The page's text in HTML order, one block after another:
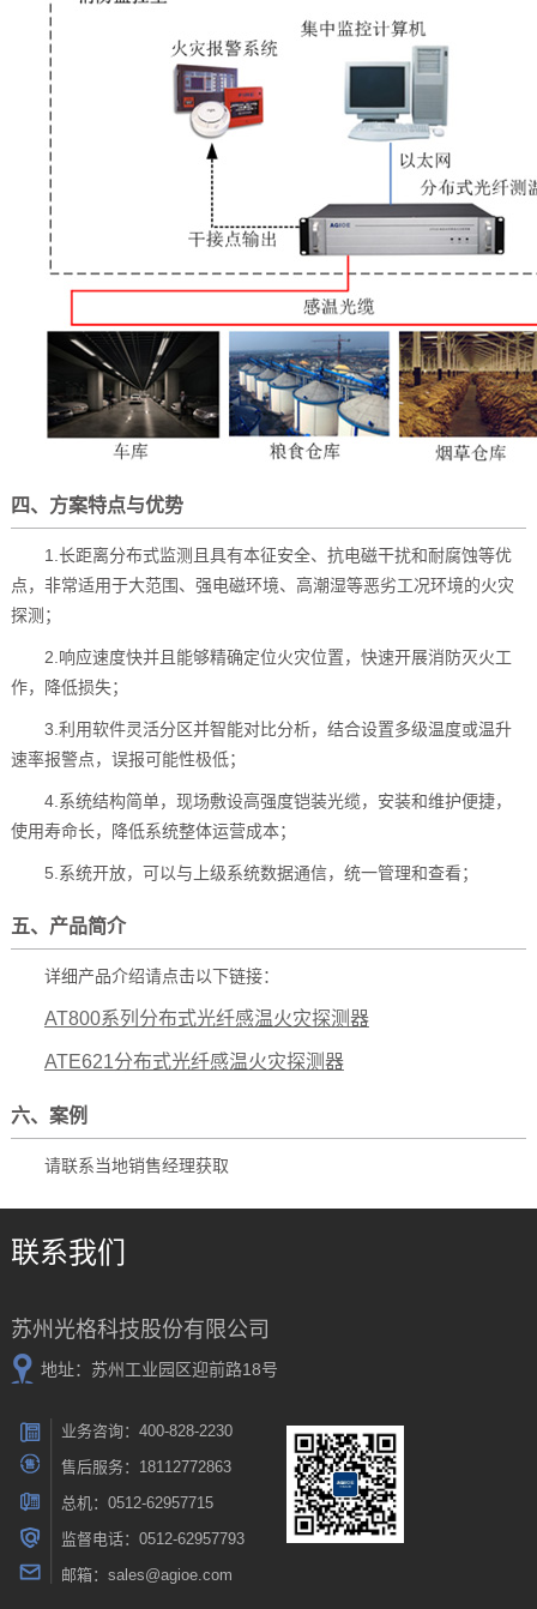
四、方案特点与优势
1.长距离分布式监测且具有本征安全、抗电磁干扰和耐腐蚀等优
点，非常适用于大范围、强电磁环境、高潮湿等恶劣工况环境的火灾
探测；
2.响应速度快并且能够精确定位火灾位置，快速开展消防灭火工
作，降低损失；
3.利用软件灵活分区并智能对比分析，结合设置多级温度或温升
速率报警点，误报可能性极低；
4.系统结构简单，现场敷设高强度铠装光缆，安装和维护便捷，
使用寿命长，降低系统整体运营成本；
5.系统开放，可以与上级系统数据通信，统一管理和查看；
五、产品简介
详细产品介绍请点击以下链接：
AT800系列分布式光纤感温火灾探测器
ATE621分布式光纤感温火灾探测器
六、案例
请联系当地销售经理获取
联系我们
苏州光格科技股份有限公司
地址：苏州工业园区迎前路18号
业务咨询：400-828-2230
售后服务：18112772863
总机：0512-62957715
监督电话：0512-62957793
邮箱：sales@agioe.com